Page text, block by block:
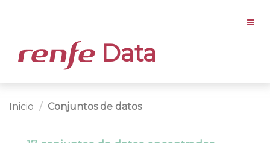
Data
Inicio Conjuntos de datos